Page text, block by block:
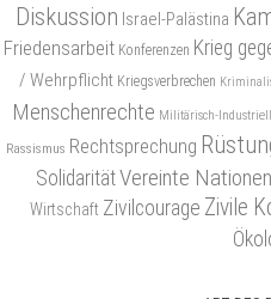
Diskussion Israel-Palästina
Friedensarbeit Konferenzen Krieg
/ Wehrpflicht Kriegsverbrechen
Menschenrechte Militärisch-
Rassismus Rechtsprechung
SolidaritätVereinte Nationen
Wirtschaft Zivilcourage Zivile